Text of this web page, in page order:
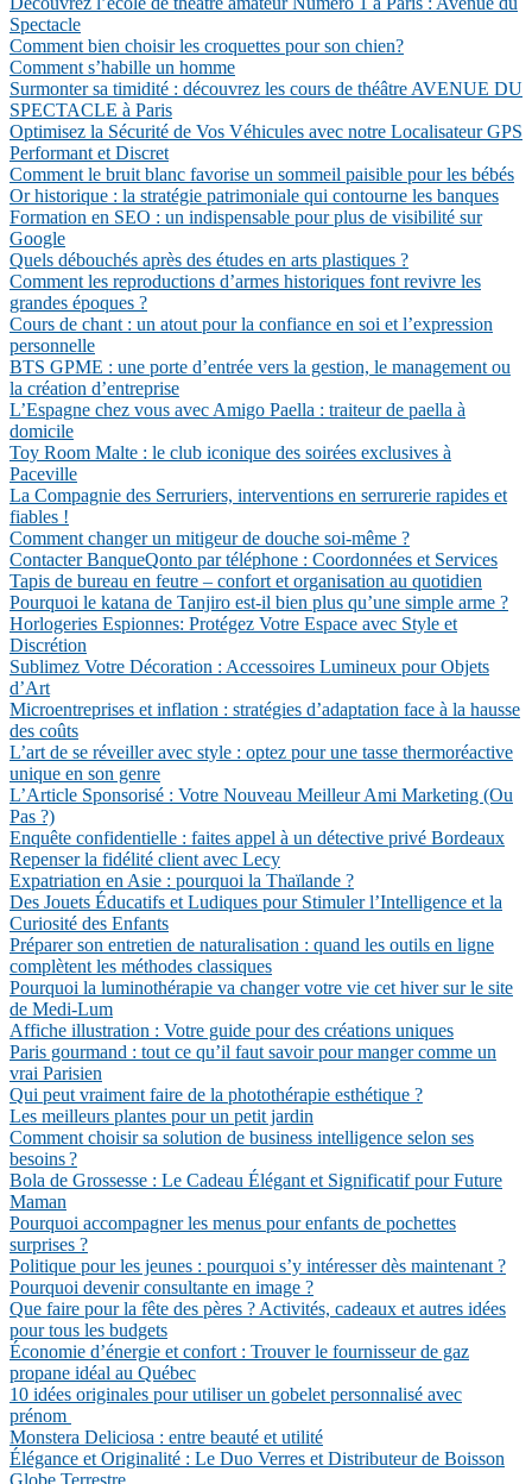
Spectacle
Comment bien choisir les croquettes pour son chien?
Comment s’habille un homme
Surmonter sa timidité : découvrez les cours de théâtre AVENUE DU
SPECTACLE à Paris
Optimisez la Sécurité de Vos Véhicules avec notre Localisateur GPS
Performant et Discret
Comment le bruit blanc favorise un sommeil paisible pour les bébés
Or historique : la stratégie patrimoniale qui contourne les banques
Formation en SEO : un indispensable pour plus de visibilité sur
Google
Quels débouchés après des études en arts plastiques ?
Comment les reproductions d’armes historiques font revivre les
grandes époques ?
Cours de chant : un atout pour la confiance en soi et l’expression
personnelle
BTS GPME : une porte d’entrée vers la gestion, le management ou
la création d’entreprise
L’Espagne chez vous avec Amigo Paella : traiteur de paella à
domicile
Toy Room Malte : le club iconique des soirées exclusives à
Paceville
La Compagnie des Serruriers, interventions en serrurerie rapides et
fiables !
Comment changer un mitigeur de douche soi-même ?
Contacter BanqueQonto par téléphone : Coordonnées et Services
Tapis de bureau en feutre – confort et organisation au quotidien
Pourquoi le katana de Tanjiro est-il bien plus qu’une simple arme ?
Horlogeries Espionnes: Protégez Votre Espace avec Style et
Discrétion
Sublimez Votre Décoration : Accessoires Lumineux pour Objets
d’Art
Microentreprises et inflation : stratégies d’adaptation face à la hausse
des coûts
L’art de se réveiller avec style : optez pour une tasse thermoréactive
unique en son genre
L’Article Sponsorisé : Votre Nouveau Meilleur Ami Marketing (Ou
Pas ?)
Enquête confidentielle : faites appel à un détective privé Bordeaux
Repenser la fidélité client avec Lecy
Expatriation en Asie : pourquoi la Thaïlande ?
Des Jouets Éducatifs et Ludiques pour Stimuler l’Intelligence et la
Curiosité des Enfants
Préparer son entretien de naturalisation : quand les outils en ligne
complètent les méthodes classiques
Pourquoi la luminothérapie va changer votre vie cet hiver sur le site
de Medi-Lum
Affiche illustration : Votre guide pour des créations uniques
Paris gourmand : tout ce qu’il faut savoir pour manger comme un
vrai Parisien
Qui peut vraiment faire de la photothérapie esthétique ?
Les meilleurs plantes pour un petit jardin
Comment choisir sa solution de business intelligence selon ses
besoins ?
Bola de Grossesse : Le Cadeau Élégant et Significatif pour Future
Maman
Pourquoi accompagner les menus pour enfants de pochettes
surprises ?
Politique pour les jeunes : pourquoi s’y intéresser dès maintenant ?
Pourquoi devenir consultante en image ?
Que faire pour la fête des pères ? Activités, cadeaux et autres idées
pour tous les budgets
Économie d’énergie et confort : Trouver le fournisseur de gaz
propane idéal au Québec
10 idées originales pour utiliser un gobelet personnalisé avec
prénom
Monstera Deliciosa : entre beauté et utilité
Élégance et Originalité : Le Duo Verres et Distributeur de Boisson
Globe Terrestre